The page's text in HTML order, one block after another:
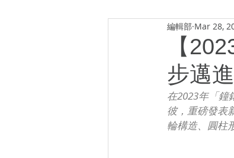
MEET THE VIP WATCH
BASELWORLD 2019
BASELWORLD 2016
【
步邁
編輯部 Mar 28,
在2023年「鐘
彼，重磅發表
輪構造、圓柱